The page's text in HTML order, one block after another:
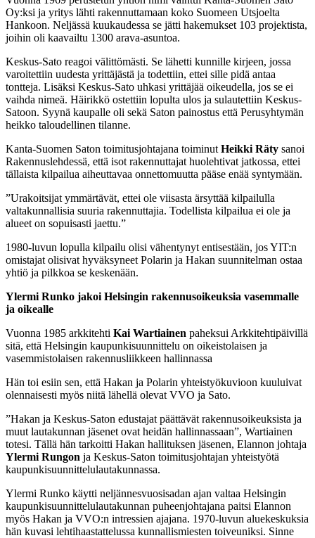
Oy:ksi ja yritys lähti rakennuttamaan koko Suomeen Utsjoelta
Hankoon. Neljässä kuukaudessa se jätti hakemukset 103 projektista,
joihin oli kaavailtu 1300 arava-asuntoa.
Keskus-Sato reagoi välittömästi. Se lähetti kunnille kirjeen, jossa
varoitettiin uudesta yrittäjästä ja todettiin, ettei sille pidä antaa
tontteja. Lisäksi Keskus-Sato uhkasi yrittäjää oikeudella, jos se ei
vaihda nimeä. Häirikkö ostettiin lopulta ulos ja sulautettiin Keskus-
Satoon. Syynä kaupalle oli sekä Saton painostus että Perusyhtymän
heikko taloudellinen tilanne.
Kanta-Suomen Saton toimitusjohtajana toiminut Heikki Räty sanoi
Rakennuslehdessä, että isot rakennuttajat huolehtivat jatkossa, ettei
tällaista kilpailua aiheuttavaa onnettomuutta pääse enää syntymään.
”Urakoitsijat ymmärtävät, ettei ole viisasta ärsyttää kilpailulla
valtakunnallisia suuria rakennuttajia. Todellista kilpailua ei ole ja
alueet on sopuisasti jaettu.”
1980-luvun lopulla kilpailu olisi vähentynyt entisestään, jos YIT:n
omistajat olisivat hyväksyneet Polarin ja Hakan suunnitelman ostaa
yhtiö ja pilkkoa se keskenään.
Ylermi Runko jakoi Helsingin rakennusoikeuksia vasemmalle
ja oikealle
Vuonna 1985 arkkitehti Kai Wartiainen paheksui Arkkitehtipäivillä
sitä, että Helsingin kaupunkisuunnittelu on oikeistolaisen ja
vasemmistolaisen rakennusliikkeen hallinnassa
Hän toi esiin sen, että Hakan ja Polarin yhteistyökuvioon kuuluivat
olennaisesti myös niitä lähellä olevat VVO ja Sato.
”Hakan ja Keskus-Saton edustajat päättävät rakennusoikeuksista ja
muut lautakunnan jäsenet ovat heidän hallinnassaan”, Wartiainen
totesi. Tällä hän tarkoitti Hakan hallituksen jäsenen, Elannon johtaja
Ylermi Rungon ja Keskus-Saton toimitusjohtajan yhteistyötä
kaupunkisuunnittelulautakunnassa.
Ylermi Runko käytti neljännesvuosisadan ajan valtaa Helsingin
kaupunkisuunnittelulautakunnan puheenjohtajana paitsi Elannon
myös Hakan ja VVO:n intressien ajajana. 1970-luvun aluekeskuksia
hän kuvasi lehtihaastattelussa kunnallismiesten toiveuniksi. Sinne